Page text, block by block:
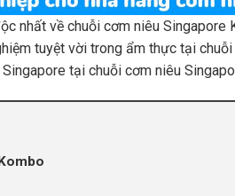
nhất về chuỗi cơm niêu Singapore
tuyệt vời trong ẩm thực tại chuỗi
tại chuỗi cơm niêu